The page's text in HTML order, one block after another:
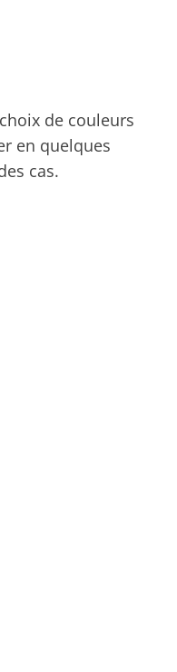
de couleurs
en quelques
cas.